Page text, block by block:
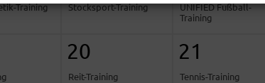
Training Stocksport-Training
UNIFIED Fußball-
Training
20
Reit-Training
21
Tennis-Training